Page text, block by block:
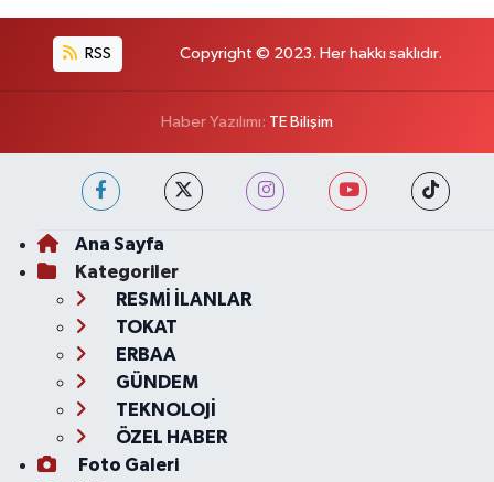
RSS Copyright © 2023. Her hakkı saklıdır.
Haber Yazılımı: TE Bilişim
Ana Sayfa
Kategoriler
RESMİ İLANLAR
TOKAT
ERBAA
GÜNDEM
TEKNOLOJİ
ÖZEL HABER
Foto Galeri